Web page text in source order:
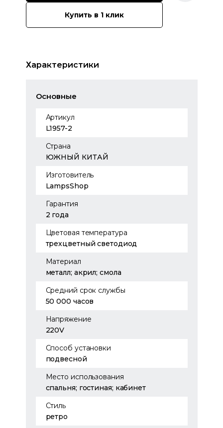
Купить в 1 клик
Характеристики
Основные
Артикул
L1957-2
Страна
ЮЖНЫЙ КИТАЙ
Изготовитель
LampsShop
Гарантия
2 года
Цветовая температура
трехцветный светодиод
Материал
металл; акрил; смола
Средний срок службы
50 000 часов
Напряжение
220V
Способ установки
подвесной
Место использования
спальня; гостиная; кабинет
Стиль
ретро